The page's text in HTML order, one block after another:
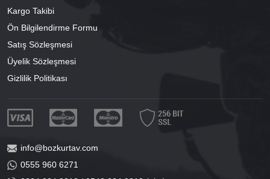
Kargo Takibi
Ön Bilgilendirme Formu
Satış Sözleşmesi
Üyelik Sözleşmesi
Gizlilik Politikası
info@bozkurtav.com
0555 960 6271